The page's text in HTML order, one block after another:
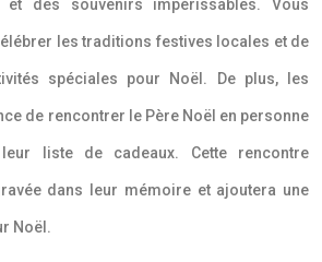
et des souvenirs impérissables. Vous
les traditions festives locales et de
spéciales pour Noël. De plus, les
de rencontrer le Père Noël en personne
liste de cadeaux. Cette rencontre
dans leur mémoire et ajoutera une
Noël.